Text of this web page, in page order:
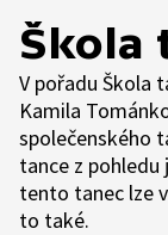
Škola
V pořadu Škola
Kamila
společenského
tance z pohledu
tento tanec lze
to také.